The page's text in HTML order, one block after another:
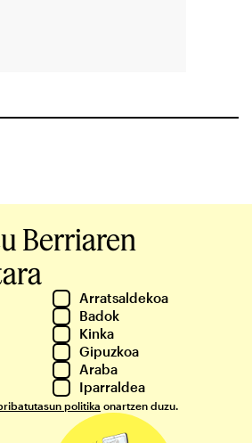
Berriaren
Arratsaldekoa
Badok
Kinka
Gipuzkoa
Araba
Iparraldea
politika onartzen duzu.